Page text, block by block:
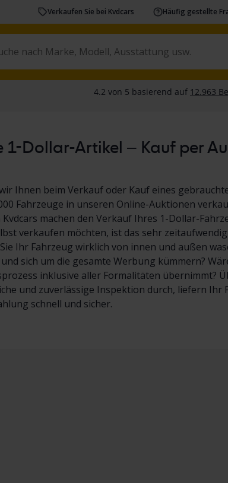
Verkaufen Sie bei Kvdcars Häufig gestellte
1-Dollar-Artikel – Kauf per
Ihnen beim Verkauf oder Kauf eines
Fahrzeuge in unseren Online-Auktionen
Kvdcars machen den Verkauf Ihres 1-Dollar-
verkaufen möchten, ist das sehr
Ihr Fahrzeug wirklich von innen und außen
sich um die gesamte Werbung kümmern?
inklusive aller Formalitäten übernimmt?
und zuverlässige Inspektion durch, liefern Ihr
schnell und sicher.